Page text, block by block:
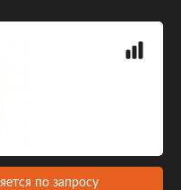
по запросу